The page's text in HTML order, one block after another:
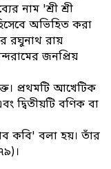
নাম 'শ্রী শ্রী
অভিহিত করা
রঘুনাথ রায়
জনপ্রিয়
প্রথমটি আখেটিক
দ্বিতীয়টি বণিক বা
কবি' বলা হয়। তাঁর